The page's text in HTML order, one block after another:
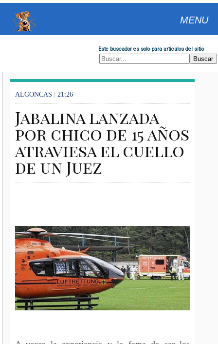
MENU
Este buscador es solo para articulos del sitio
ALGONCAS | 21:26
Jabalina lanzada
por chico de 15 años
atraviesa el cuello
de un Juez